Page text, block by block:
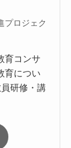
プロジェク
育コンサ
育につい
研修・講